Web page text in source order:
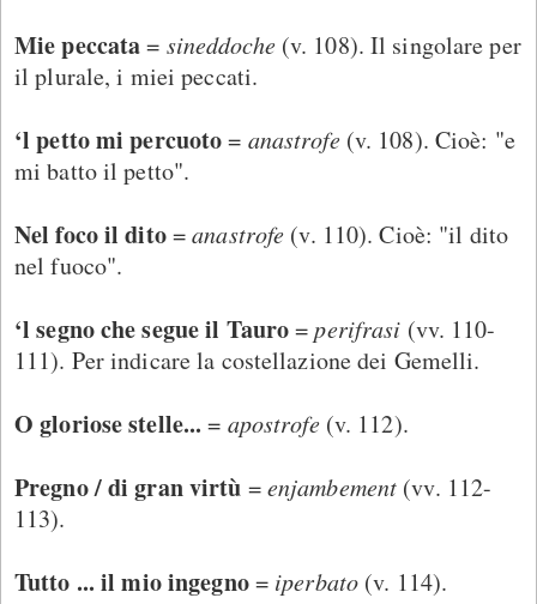
Mie peccata= sineddoche (v. 108). Il singolare per
il plurale, i miei peccati.
‘l petto mi percuoto= anastrofe (v. 108). Cioè: "e
mi batto il petto".
Nel foco il dito=anastrofe (v. 110). Cioè: "il dito
nel fuoco".
‘l segno che segue il Tauro=perifrasi (vv. 110-
111). Per indicare la costellazione dei Gemelli.
O gloriose stelle... = apostrofe (v. 112).
Pregno / di gran virtù =enjambement (vv. 112-
113).
Tutto ... il mio ingegno= iperbato (v. 114).